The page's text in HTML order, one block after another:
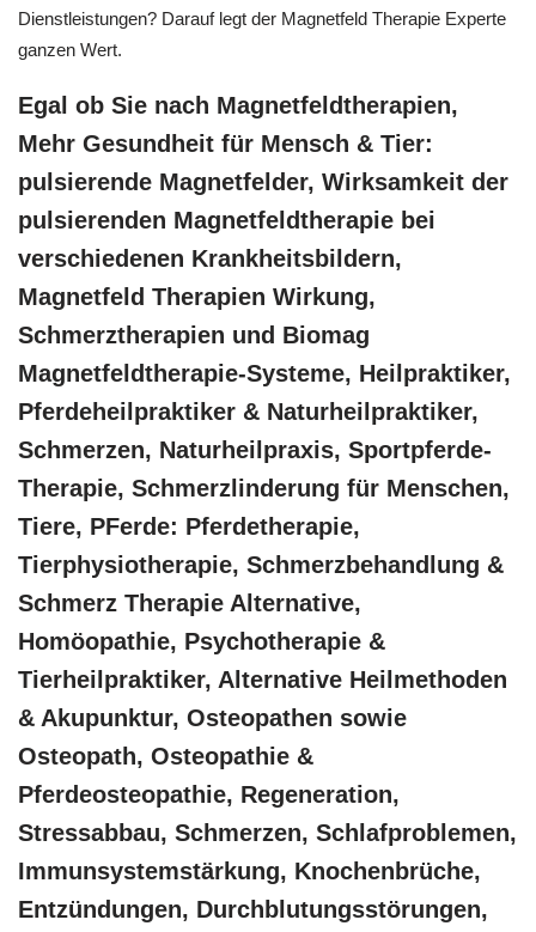
Dienstleistungen? Darauf legt der Magnetfeld Therapie Experte
ganzen Wert.
Egal ob Sie nach Magnetfeldtherapien,
Mehr Gesundheit für Mensch & Tier:
pulsierende Magnetfelder, Wirksamkeit der
pulsierenden Magnetfeldtherapie bei
verschiedenen Krankheitsbildern,
Magnetfeld Therapien Wirkung,
Schmerztherapien und Biomag
Magnetfeldtherapie-Systeme, Heilpraktiker,
Pferdeheilpraktiker & Naturheilpraktiker,
Schmerzen, Naturheilpraxis, Sportpferde-
Therapie, Schmerzlinderung für Menschen,
Tiere, PFerde: Pferdetherapie,
Tierphysiotherapie, Schmerzbehandlung &
Schmerz Therapie Alternative,
‎Homöopathie, ‎Psychotherapie &
‎Tierheilpraktiker, Alternative Heilmethoden
& Akupunktur, Osteopathen sowie
Osteopath, Osteopathie &
Pferdeosteopathie, Regeneration,
Stressabbau, Schmerzen, Schlafproblemen,
Immunsystemstärkung, Knochenbrüche,
Entzündungen, Durchblutungsstörungen,